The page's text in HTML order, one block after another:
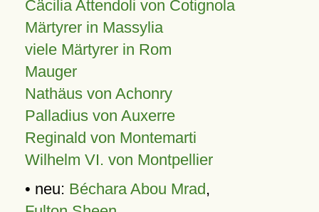
Cäcilia Attendoli von Cotignola
Märtyrer in Massylia
viele Märtyrer in Rom
Mauger
Nathäus von Achonry
Palladius von Auxerre
Reginald von Montemarti
Wilhelm VI. von Montpellier
• neu: Béchara Abou Mrad,